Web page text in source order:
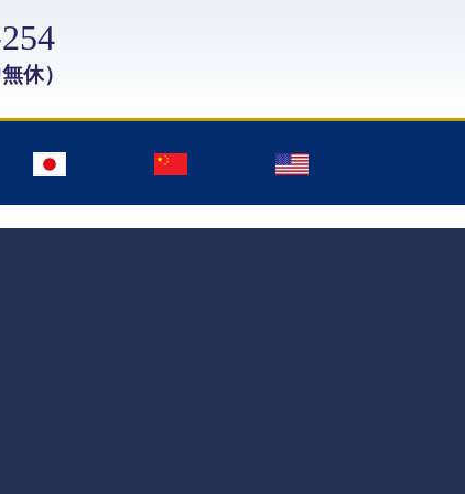
休）